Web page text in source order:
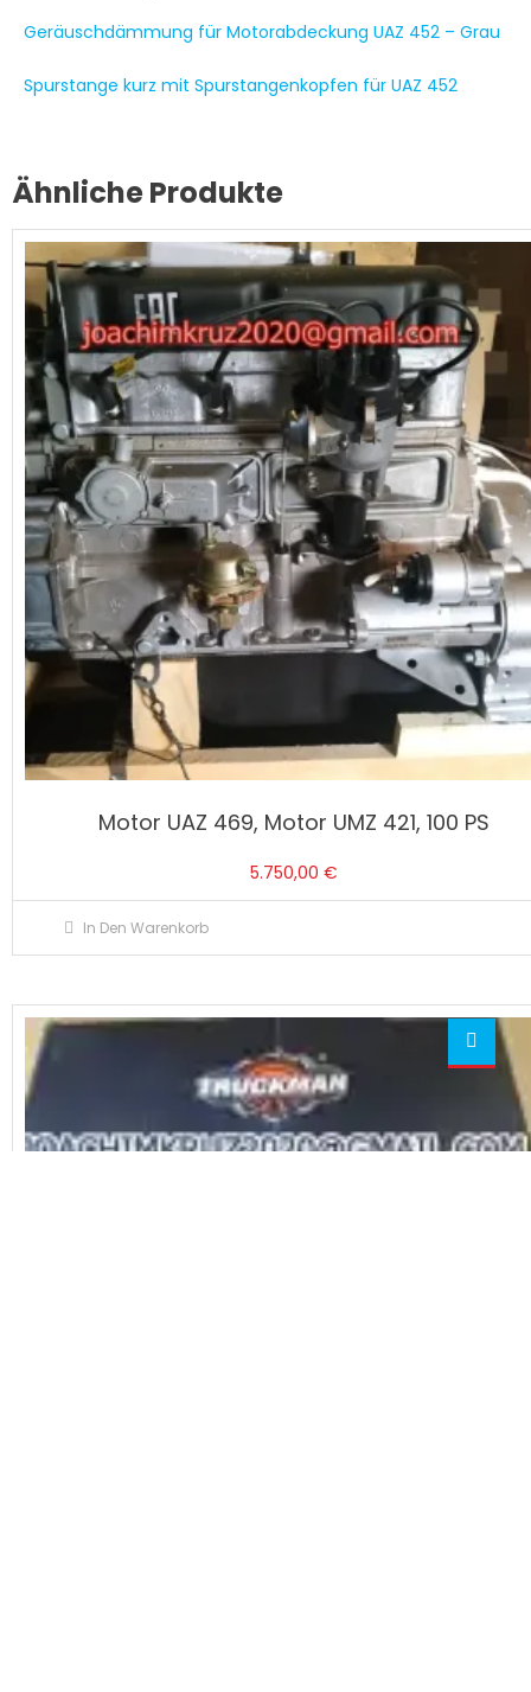
Geräuschdämmung für Motorabdeckung UAZ 452 – Grau
Spurstange kurz mit Spurstangenkopfen für UAZ 452
Ähnliche Produkte
Motor UAZ 469, Motor UMZ 421, 100 PS
5.750,00 €
In Den Warenkorb